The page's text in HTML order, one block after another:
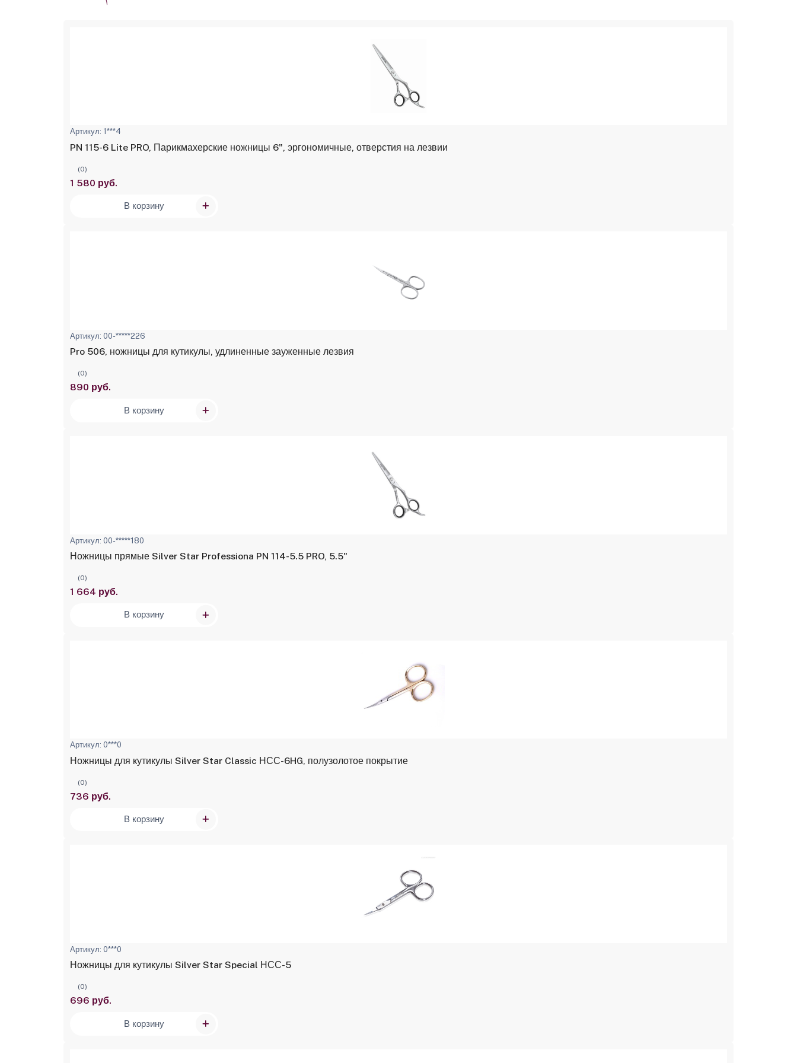
Артикул: 1***4
PN 115-6 Lite PRO, Парикмахерские ножницы 6", эргономичные, отверстия на лезвии
(0)
1 580 руб.
В корзину
Артикул: 00-*****226
Pro 506, ножницы для кутикулы, удлиненные зауженные лезвия
(0)
890 руб.
В корзину
Артикул: 00-*****180
Ножницы прямые Silver Star Professiona PN 114-5.5 PRO, 5.5"
(0)
1 664 руб.
В корзину
Артикул: 0***0
Ножницы для кутикулы Silver Star Classic НСС-6HG, полузолотое покрытие
(0)
736 руб.
В корзину
Артикул: 0***0
Ножницы для кутикулы Silver Star Special НСС-5
(0)
696 руб.
В корзину